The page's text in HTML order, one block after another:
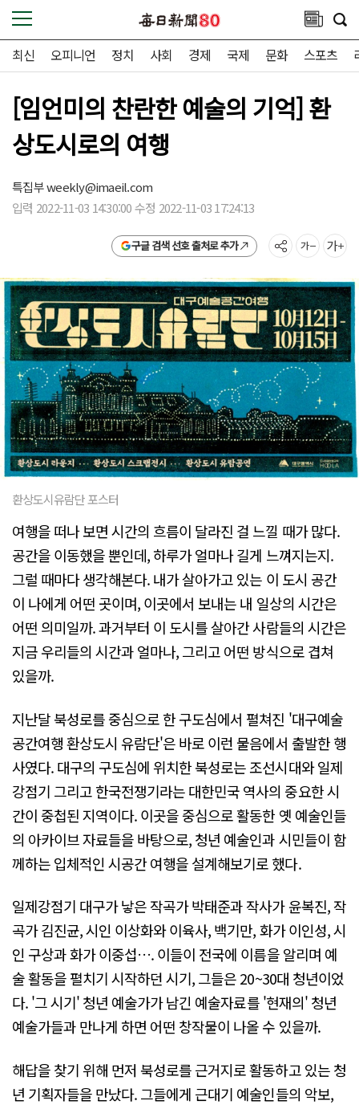
최신 오피니언 정치 사회 경제 국제 문화 스포츠
[임언미의 찬란한 예술의 기억] 환
상도시로의 여행
특집부weekly@imaeil.com
입력 2022-11-03 14:30:00 수정 2022-11-03 17:24:13
구글 검색 선호 출처로 추가
환상도시유람단 포스터
여행을 떠나 보면 시간의 흐름이 달라진 걸 느낄 때가 많다.
공간을 이동했을 뿐인데, 하루가 얼마나 길게 느껴지는지.
그럴 때마다 생각해본다. 내가 살아가고 있는 이 도시 공간
이 나에게 어떤 곳이며, 이곳에서 보내는 내 일상의 시간은
어떤 의미일까. 과거부터 이 도시를 살아간 사람들의 시간은
지금 우리들의 시간과 얼마나, 그리고 어떤 방식으로 겹쳐
있을까.
지난달 북성로를 중심으로 한 구도심에서 펼쳐진 '대구예술
공간여행 환상도시 유람단'은 바로 이런 물음에서 출발한 행
사였다. 대구의 구도심에 위치한 북성로는 조선시대와 일제
강점기 그리고 한국전쟁기라는 대한민국 역사의 중요한 시
간이 중첩된 지역이다. 이곳을 중심으로 활동한 옛 예술인들
의 아카이브 자료들을 바탕으로, 청년 예술인과 시민들이 함
께하는 입체적인 시공간 여행을 설계해보기로 했다.
일제강점기 대구가 낳은 작곡가 박태준과 작사가 윤복진, 작
곡가 김진균, 시인 이상화와 이육사, 백기만, 화가 이인성, 시
인 구상과 화가 이중섭…. 이들이 전국에 이름을 알리며 예
술 활동을 펼치기 시작하던 시기, 그들은 20~30대 청년이었
다. '그 시기' 청년 예술가가 남긴 예술자료를 '현재의' 청년
예술가들과 만나게 하면 어떤 창작물이 나올 수 있을까.
해답을 찾기 위해 먼저 북성로를 근거지로 활동하고 있는 청
년 기획자들을 만났다. 그들에게 근대기 예술인들의 악보,